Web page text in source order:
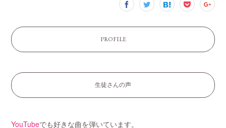
PROFILE
生徒さんの声
YouTubeでも好きな曲を弾いています。